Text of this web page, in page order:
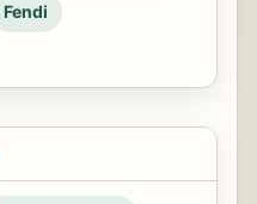
Fendi